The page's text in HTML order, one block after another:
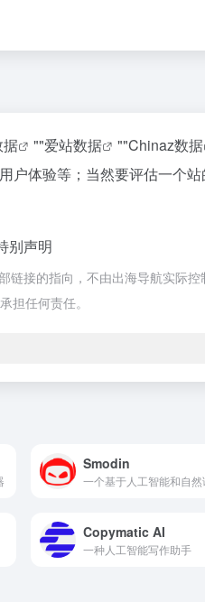
""爱站数据 ""Chinaz数据
体验等；当然要评估一个
别声明
接的指向，不由出海导航实际
担任何责任。
Smodin
Copymatic AI
一种人工智能写作助手